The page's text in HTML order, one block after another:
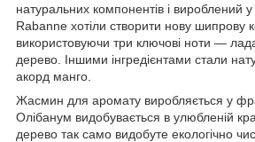
натуральних компонентів і вироблений
Rabanne хотіли створити нову шипрову
використовуючи три ключові ноти —
дерево. Іншими інгредієнтами стали
акорд манго.
Жасмин для аромату виробляється у
Олібанум видобувається в улюбленій
дерево так само видобуте екологічно